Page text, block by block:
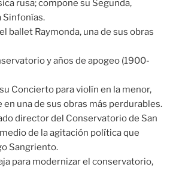
rusa; compone su Segunda,
Sinfonías.
ballet Raymonda, una de sus obras
y años de apogeo (1900-
Concierto para violín en la menor,
una de sus obras más perdurables.
director del Conservatorio de San
de la agitación política que
Sangriento.
para modernizar el conservatorio,